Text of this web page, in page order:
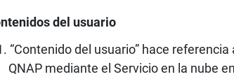
del usuario
“Contenido del usuario” hace
QNAP mediante el Servicio en la nube